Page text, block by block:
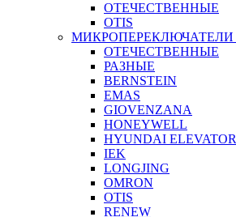
ОТЕЧЕСТВЕННЫЕ
OTIS
МИКРОПЕРЕКЛЮЧАТЕЛИ
ОТЕЧЕСТВЕННЫЕ
РАЗНЫЕ
BERNSTEIN
EMAS
GIOVENZANA
HONEYWELL
HYUNDAI ELEVATOR
IEK
LONGJING
OMRON
OTIS
RENEW